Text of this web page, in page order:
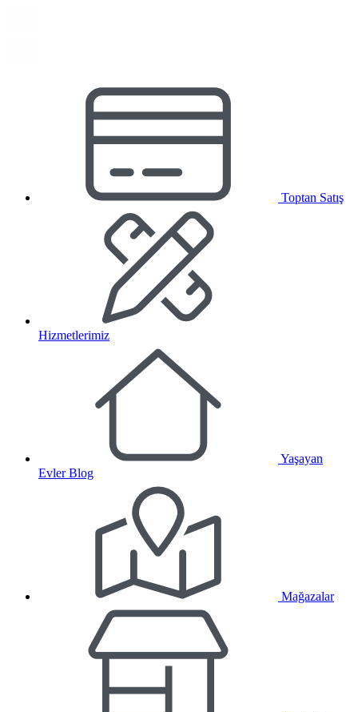
Toptan Satış
Hizmetlerimiz
Yaşayan
Evler Blog
Mağazalar